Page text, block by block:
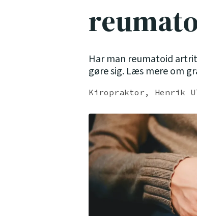
Har man reumatoid
gøre sig. Læs mere om
Kiropraktor, Henrik